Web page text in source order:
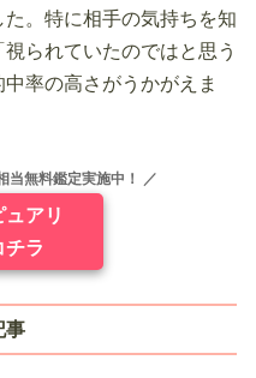
。特に相手の気持ちを知
られていたのではと思う
率の高さがうかがえま
当無料鑑定実施中！ ／
アリ
チラ
事